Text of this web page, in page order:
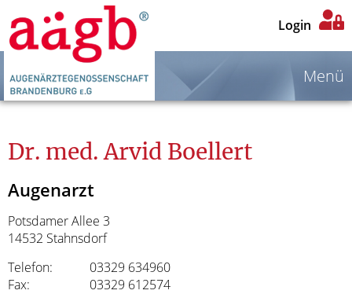
Login
Menü
Dr. med. Arvid Boellert
Augenarzt
Potsdamer Allee 3
14532 Stahnsdorf
Telefon:
03329 634960
Fax:
03329 612574